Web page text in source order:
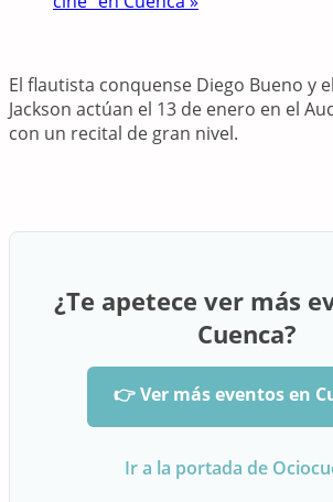
El flautista conquense Diego Bueno y
Jackson actúan el 13 de enero en el
con un recital de gran nivel.
¿Te apetece ver más
Cuenca?
👉 Ver más eventos en
Ir a la portada de